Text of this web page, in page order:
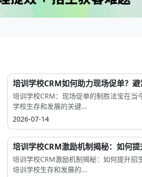
培训学校CRM如何助力现场促单？
培训学校CRM：现场促单的制胜法宝在
学校生存和发展的关键...
2026-07-14
培训学校CRM激励机制揭秘：如何提
培训学校CRM激励机制揭秘：如何提升
培训学校生存和发展的...